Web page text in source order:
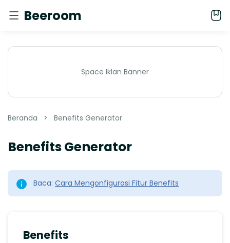
Beeroom
Space Iklan Banner
Beranda Benefits Generator
Benefits Generator
Baca: Cara Mengonfigurasi Fitur Benefits
Benefits